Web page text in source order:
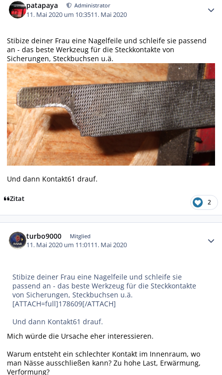
patapaya Administrator
11. Mai 2020 um 10:3511. Mai 2020
Stibize deiner Frau eine Nagelfeile und schleife sie passend
an - das beste Werkzeug für die Steckkontakte von
Sicherungen, Steckbuchsen u.ä.
Und dann Kontakt61 drauf.
Zitat 2
turbo9000 Mitglied
11. Mai 2020 um 11:0111. Mai 2020
Stibize deiner Frau eine Nagelfeile und schleife sie
passend an - das beste Werkzeug für die Steckkontakte
von Sicherungen, Steckbuchsen u.ä.
[ATTACH=full]178609[/ATTACH]
Und dann Kontakt61 drauf.
Mich würde die Ursache eher interessieren.
Warum entsteht ein schlechter Kontakt im Innenraum, wo
man Nässe ausschließen kann? Zu hohe Last, Erwärmung,
Verformung?